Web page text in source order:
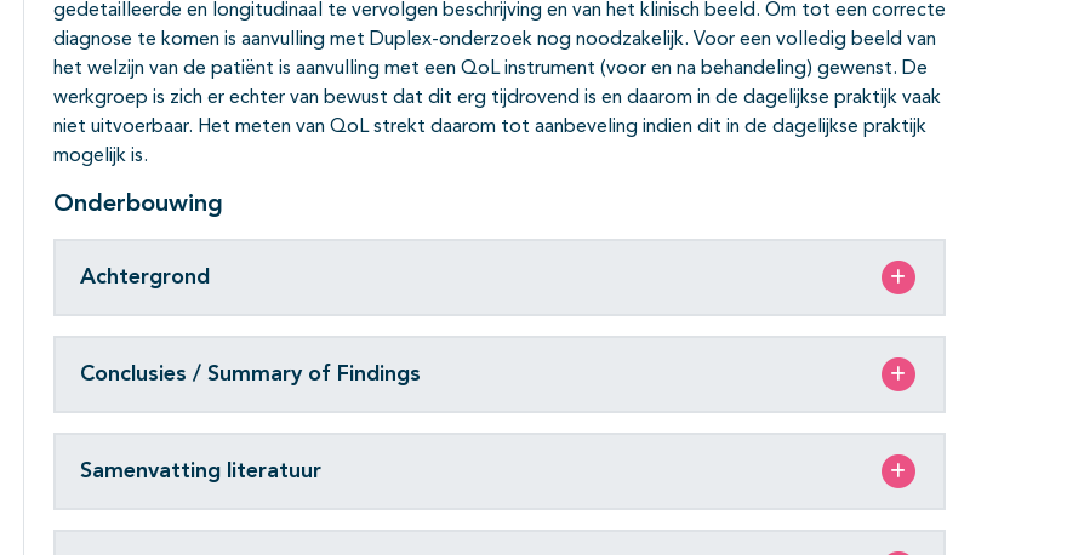
gedetailleerde en longitudinaal te vervolgen beschrijving en van het klinisch beeld. Om tot een correcte
diagnose te komen is aanvulling met Duplex-onderzoek nog noodzakelijk. Voor een volledig beeld van
het welzijn van de patiënt is aanvulling met een QoL instrument (voor en na behandeling) gewenst. De
werkgroep is zich er echter van bewust dat dit erg tijdrovend is en daarom in de dagelijkse praktijk vaak
niet uitvoerbaar. Het meten van QoL strekt daarom tot aanbeveling indien dit in de dagelijkse praktijk
mogelijk is.
Onderbouwing
Achtergrond
Conclusies / Summary of Findings
Samenvatting literatuur